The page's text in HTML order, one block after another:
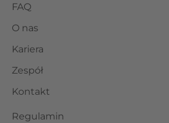
FAQ
O nas
Kariera
Zespół
Kontakt
Regulamin